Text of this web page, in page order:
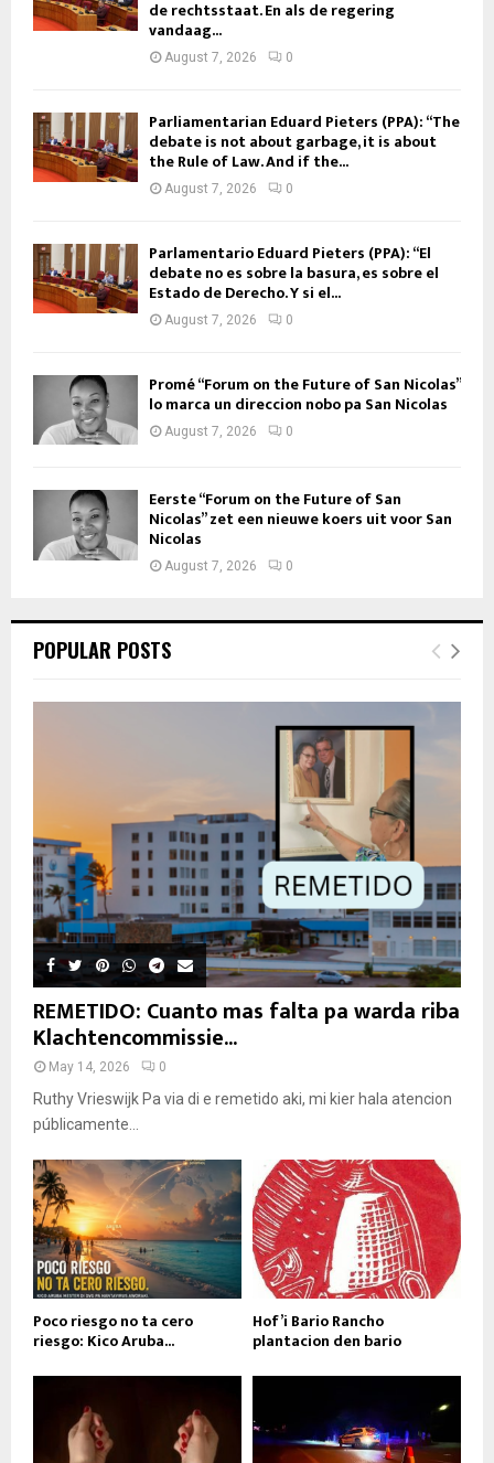
de rechtsstaat. En als de regering
vandaag...
August 7, 2026 0
Parliamentarian Eduard Pieters (PPA): “The
debate is not about garbage, it is about
the Rule of Law. And if the...
August 7, 2026 0
Parlamentario Eduard Pieters (PPA): “El
debate no es sobre la basura, es sobre el
Estado de Derecho. Y si el...
August 7, 2026 0
Promé “Forum on the Future of San Nicolas”
lo marca un direccion nobo pa San Nicolas
August 7, 2026 0
Eerste “Forum on the Future of San
Nicolas” zet een nieuwe koers uit voor San
Nicolas
August 7, 2026 0
POPULAR POSTS
REMETIDO: Cuanto mas falta pa warda riba
Klachtencommissie...
May 14, 2026 0
Ruthy Vrieswijk Pa via di e remetido aki, mi kier hala atencion
públicamente...
Poco riesgo no ta cero
riesgo: Kico Aruba...
Hof’i Bario Rancho
plantacion den bario